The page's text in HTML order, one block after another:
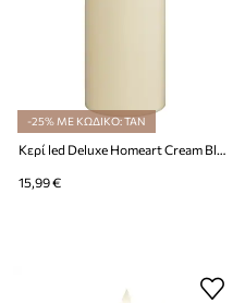
-25% ΜΕ ΚΩΔΙΚΟ: TAN
15,99 €